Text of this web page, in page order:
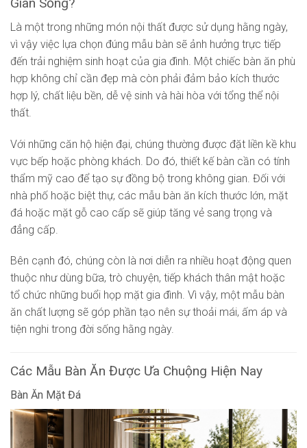
Gian Sống?
Là một trong những món nội thất được sử dụng hằng ngày,
vì vậy việc lựa chọn đúng mẫu bàn sẽ ảnh hưởng trực tiếp
đến trải nghiệm sinh hoạt của gia đình. Một chiếc bàn ăn phù
hợp không chỉ cần đẹp mà còn phải đảm bảo kích thước
hợp lý, chất liệu bền, dễ vệ sinh và hài hòa với tổng thể nội
thất.
Với những căn hộ hiện đại, chúng thường được đặt liền kề khu
vực bếp hoặc phòng khách. Do đó, thiết kế bàn cần có tính
thẩm mỹ cao để tạo sự đồng bộ trong không gian. Đối với
nhà phố hoặc biệt thự, các mẫu bàn ăn kích thước lớn, mặt
đá hoặc mặt gỗ cao cấp sẽ giúp tăng vẻ sang trọng và
đẳng cấp.
Bên cạnh đó, chúng còn là nơi diễn ra nhiều hoạt động quen
thuộc như dùng bữa, trò chuyện, tiếp khách thân mật hoặc
tổ chức những buổi họp mặt gia đình. Vì vậy, một mẫu bàn
ăn chất lượng sẽ góp phần tạo nên sự thoải mái, ấm áp và
tiện nghi trong đời sống hằng ngày.
Các Mẫu Bàn Ăn Được Ưa Chuộng Hiện Nay
Bàn Ăn Mặt Đá